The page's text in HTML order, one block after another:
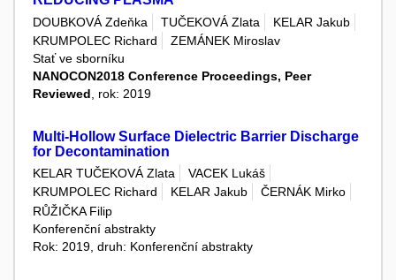
DOUBKOVÁ Zdeňka TUČEKOVÁ Zlata
KELAR Jakub
KRUMPOLEC Richard
ZEMÁNEK Miroslav
Stať ve sborníku
NANOCON2018 Conference Proceedings, Peer
Reviewed , rok: 2019
Multi-Hollow Surface Dielectric Barrier Discharge
for Decontamination
KELAR TUČEKOVÁ Zlata
VACEK Lukáš
KRUMPOLEC Richard
KELAR Jakub
ČERNÁK Mirko
RŮŽIČKA Filip
Konferenční abstrakty
Rok: 2019, druh: Konferenční abstrakty